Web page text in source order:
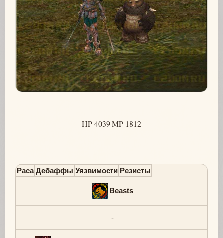
HP 4039 MP 1812
Раса Дебаффы Уязвимости Резисты
Beasts
-